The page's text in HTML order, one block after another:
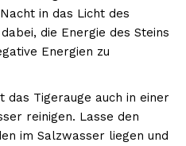
ABONNIEREN
in das Licht des
die Energie des Steins
Energien zu
das Tigerauge auch in einer
reinigen. Lasse den
im Salzwasser liegen und